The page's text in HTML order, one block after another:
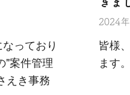
っており
"案件管理
えき事務
2024
皆様
ます